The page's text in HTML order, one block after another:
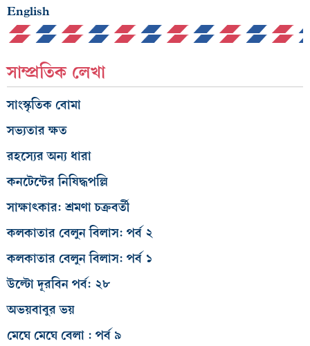
English
সাম্প্রতিক লেখা
সাংস্কৃতিক বোমা
সভ্যতার ক্ষত
রহস্যের অন্য ধারা
কনটেন্টের নিষিদ্ধপল্লি
সাক্ষাৎকার: শ্রমণা চক্রবর্তী
কলকাতার বেলুন বিলাস: পর্ব ২
কলকাতার বেলুন বিলাস: পর্ব ১
উল্টো দূরবিন পর্ব: ২৮
অভয়বাবুর ভয়
মেঘে মেঘে বেলা : পর্ব ৯